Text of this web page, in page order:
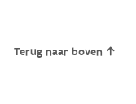
Terug naar boven